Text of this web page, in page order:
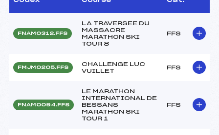
FNAM0312.FFS
LA TRAVERSEE DU
MASSACRE
MARATHON SKI
TOUR 8
FFS
FMJM0205.FFS
CHALLENGE LUC
VUILLET
FFS
FNAM0094.FFS
LE MARATHON
INTERNATIONAL DE
BESSANS
MARATHON SKI
TOUR 1
FFS